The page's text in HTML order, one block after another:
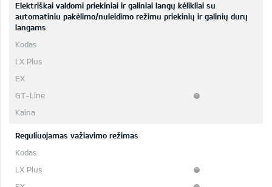
Elektriškai valdomi priekiniai ir galiniai langų kėlikliai su
automatiniu pakėlimo/nuleidimo režimu priekinių ir galinių durų
langams
Reguliuojamas važiavimo režimas